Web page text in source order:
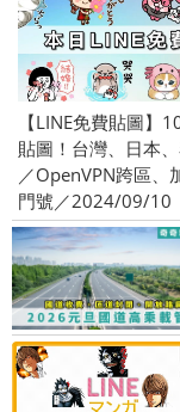
【LINE免費貼圖】
貼圖！台灣、日本
／OpenVPN跨區、
門號／2024/09/10